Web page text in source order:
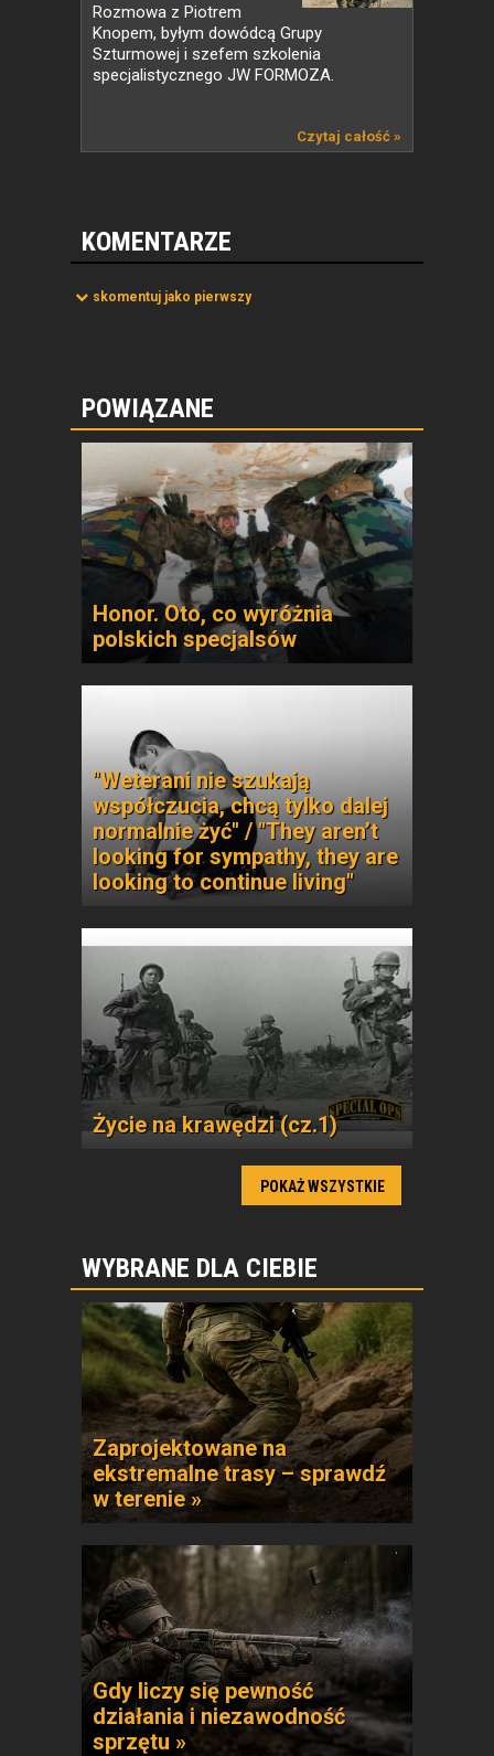
Rozmowa z Piotrem
Knopem, byłym dowódcą Grupy
Szturmowej i szefem szkolenia
specjalistycznego JW FORMOZA.
Czytaj całość »
KOMENTARZE
skomentuj jako pierwszy
POWIĄZANE
Honor. Oto, co wyróżnia
polskich specjalsów
"Weterani nie szukają
współczucia, chcą tylko dalej
normalnie żyć" / "They aren’t
looking for sympathy, they are
looking to continue living"
Życie na krawędzi (cz.1)
POKAŻ WSZYSTKIE
WYBRANE DLA CIEBIE
Zaprojektowane na
ekstremalne trasy – sprawdź
w terenie »
Gdy liczy się pewność
działania i niezawodność
sprzętu »